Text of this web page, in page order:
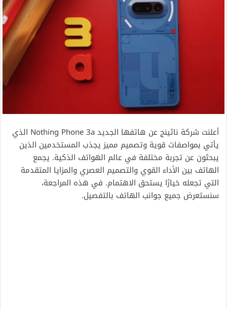
أعلنت شركة ناثينج عن هاتفها الجديد Nothing Phone 3a الذي
يأتي بمواصفات قوية وتصميم مميز يجذب المستخدمين الذين
يبحثون عن تجربة مختلفة في عالم الهواتف الذكية. يجمع
الهاتف بين الأداء القوي والتصميم العصري والمزايا المتقدمة
التي تجعله خيارًا يستحق الاهتمام. في هذه المراجعة،
سنستعرض جميع جوانب الهاتف بالتفصيل.